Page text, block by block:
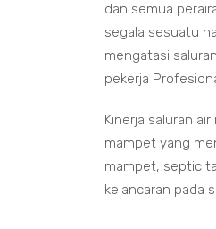
dan semua
segala sesuatu
mengatasi
pekerja
Kinerja saluran
mampet yang
mampet, septic
kelancaran pada